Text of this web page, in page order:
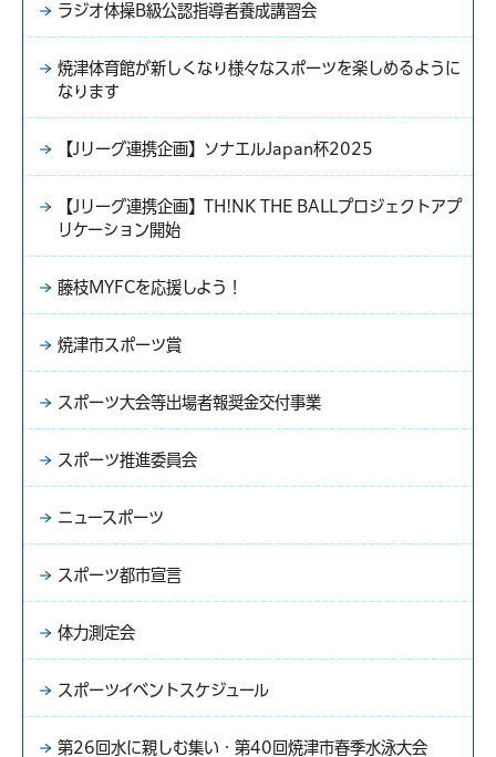
ラジオ体操B級公認指導者養成講習会
焼津体育館が新しくなり様々なスポーツを楽しめるように
なります
【Jリーグ連携企画】ソナエルJapan杯2025
【Jリーグ連携企画】TH!NK THE BALLプロジェクトアプ
リケーション開始
藤枝MYFCを応援しよう！
焼津市スポーツ賞
スポーツ大会等出場者報奨金交付事業
スポーツ推進委員会
ニュースポーツ
スポーツ都市宣言
体力測定会
スポーツイベントスケジュール
第26回水に親しむ集い・第40回焼津市春季水泳大会